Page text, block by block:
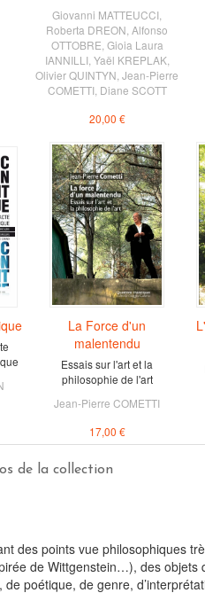
Giovanni MATTEUCCI
Roberta DREON Alfonso
OTTOBRE Gioia Laura
IANNILLI, Yaël KREPLAK,
Olivier QUINTYN Jean-Pierre
COMETTI, Diane SCOTT
20,00 €
La Force d'un
malentendu
Essais sur l'art et la
philosophie de l'art
Jean-Pierre COMETTI
17,00 €
de la collection
des points vue philosophiques
de Wittgenstein…), des
poétique, de genre,